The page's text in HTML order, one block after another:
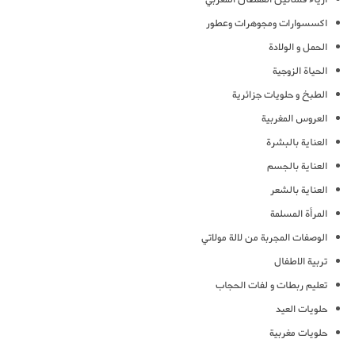
اكسسوارات ومجوهرات وعطور
الحمل و الولادة
الحياة الزوجية
الطبخ و حلويات جزائرية
العروس المغربية
العناية بالبشرة
العناية بالجسم
العناية بالشعر
المرأة المسلمة
الوصفات المجربة من لالة مولاتي
تربية الاطفال
تعليم ربطات و لفات الحجاب
حلويات العيد
حلويات مغربية